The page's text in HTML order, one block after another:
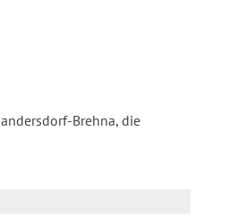
Brehna, die